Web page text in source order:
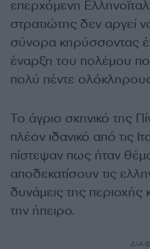
επερχόμενη
στρατιώτης δεν αργεί
σύνορα κηρύσσοντας
έναρξη του πολέμου
πολύ πέντε
Το άγριο σκηνικό της
πλέον ιδανικό από τις
πίστεψαν πως ήταν
αποδεκατίσουν τις
δυνάμεις της περιοχής
την ήπειρο.